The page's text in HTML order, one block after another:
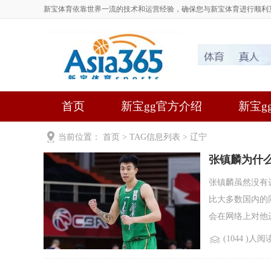
新宝体育依靠世界一流的技术和运营经验，确保您与新宝体育进行顺利
首页 新宝gg官方介绍 新宝
当前位置： 首页 > TAG信息列表 > 辽宁
张镇麟为什
张镇麟虽然没
比大多数国内
会在网络上对他
(1044 )人阅